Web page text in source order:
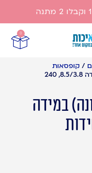
0
/ קופסאות
קופסאות פח (טונה) במידה 8.5/3.8, 240
במידה